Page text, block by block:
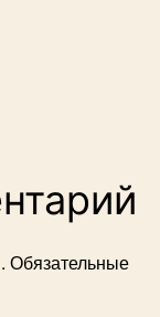
Обязательные